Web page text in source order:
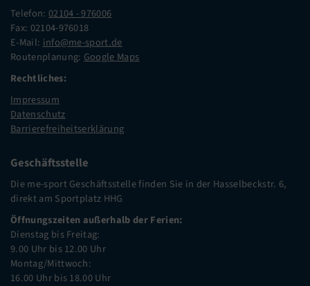
Telefon: 02104 - 976006
Fax: 02104-976018
E-Mail: info@me-sport.de
Routenplanung: Google Maps
Rechtliches:
Impressum
Datenschutz
Barrierefreiheitserklärung
Geschäftsstelle
Die me-sport Geschäftsstelle finden Sie in der Hasselbeckstr. 6,
direkt am Sportplatz HHG
Öffnungszeiten außerhalb der Ferien:
Dienstag bis Freitag:
9.00 Uhr bis 12.00 Uhr
Montag/Mittwoch:
16.00 Uhr bis 18.00 Uhr